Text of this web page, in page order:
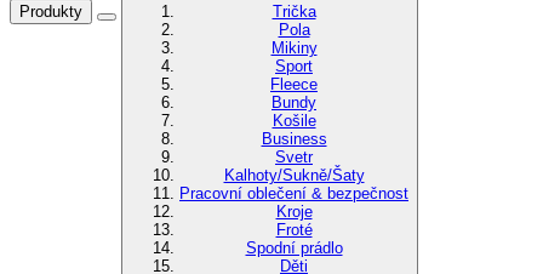
Produkty
Trička
Pola
Mikiny
Sport
Fleece
Bundy
Košile
Business
Svetr
Kalhoty/Sukně/Šaty
Pracovní oblečení & bezpečnost
Kroje
Froté
Spodní prádlo
Děti